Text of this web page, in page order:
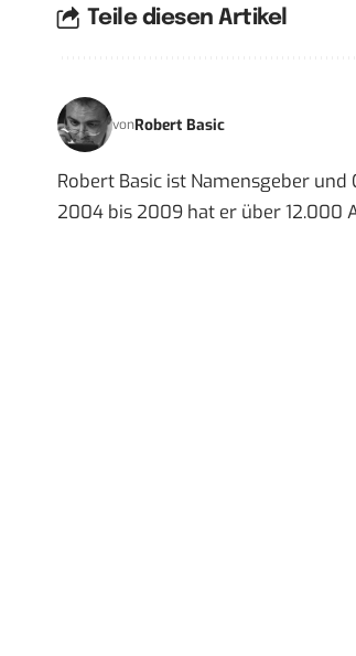
Teile diesen Artikel
vonRobert Basic
Robert Basic ist Namensgeber
2004 bis 2009 hat er über 12.000